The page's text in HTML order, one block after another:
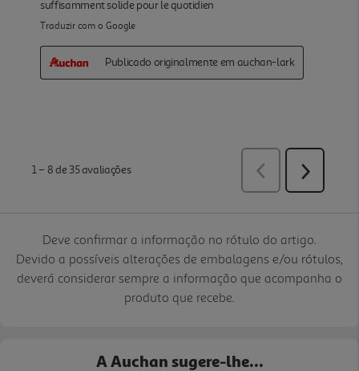
Deve confirmar a informação no rótulo do artigo.
Devido a possíveis alterações de embalagens e/ou rótulos,
deverá considerar sempre a informação que acompanha o
produto que recebe.
A Auchan sugere-lhe...